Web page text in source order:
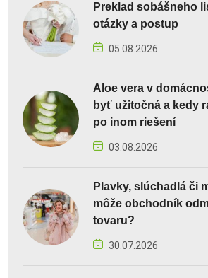
Preklad sobášneho
otázky a postup
05.08.2026
Aloe vera v
byť užitočná a kedy
po inom riešení
03.08.2026
Plavky, slúchadlá či
môže obchodník
tovaru?
30.07.2026